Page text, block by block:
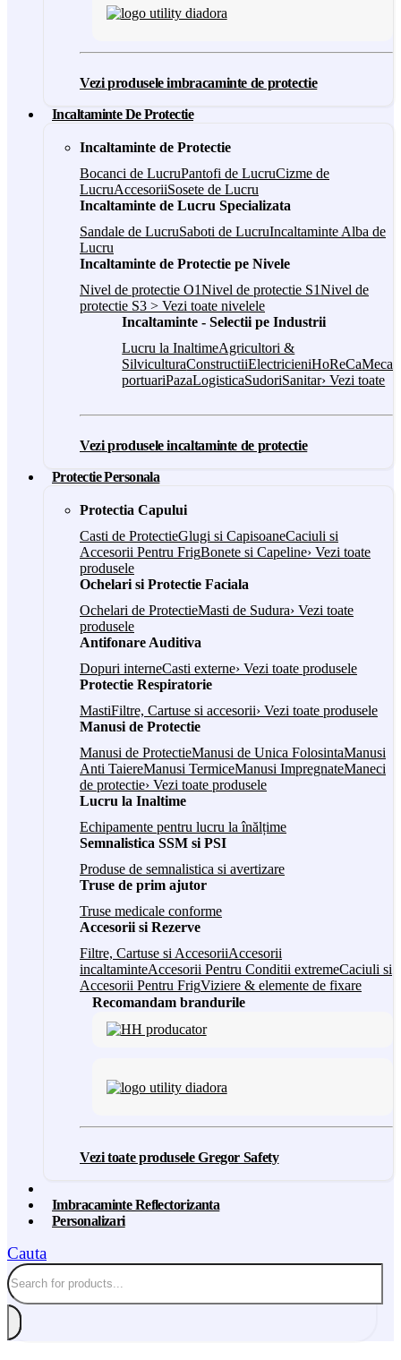
Vezi produsele imbracaminte de protectie
Incaltaminte De Protectie
Incaltaminte de Protectie
Bocanci de LucruPantofi de LucruCizme de
LucruAccesoriiSosete de Lucru
Incaltaminte de Lucru Specializata
Sandale de LucruSaboti de LucruIncaltaminte Alba de
Lucru
Incaltaminte de Protectie pe Nivele
Nivel de protectie O1Nivel de protectie S1Nivel de
protectie S3 > Vezi toate nivelele
Incaltaminte - Selectii pe Industrii
Lucru la InaltimeAgricultori &
SilviculturaConstructiiElectricieniHoReCa
portuariPazaLogisticaSudoriSanitar› Vezi toate
Vezi produsele incaltaminte de protectie
Protectie Personala
Protectia Capului
Casti de ProtectieGlugi si CapisoaneCaciuli si
Accesorii Pentru FrigBonete si Capeline› Vezi toate
produsele
Ochelari si Protectie Faciala
Ochelari de ProtectieMasti de Sudura› Vezi toate
produsele
Antifonare Auditiva
Dopuri interneCasti externe› Vezi toate produsele
Protectie Respiratorie
MastiFiltre, Cartuse si accesorii› Vezi toate produsele
Manusi de Protectie
Manusi de ProtectieManusi de Unica FolosintaManusi
Anti TaiereManusi TermiceManusi ImpregnateManeci
de protectie› Vezi toate produsele
Lucru la Inaltime
Echipamente pentru lucru la înălțime
Semnalistica SSM si PSI
Produse de semnalistica si avertizare
Truse de prim ajutor
Truse medicale conforme
Accesorii si Rezerve
Filtre, Cartuse si AccesoriiAccesorii
incaltaminteAccesorii Pentru Conditii extremeCaciuli si
Accesorii Pentru FrigViziere & elemente de fixare
Recomandam brandurile
Vezi toate produsele Gregor Safety
Imbracaminte Reflectorizanta
Personalizari
Cauta